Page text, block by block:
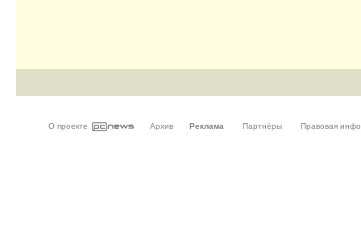
О проекте Архив Реклама Партнёры Правовая